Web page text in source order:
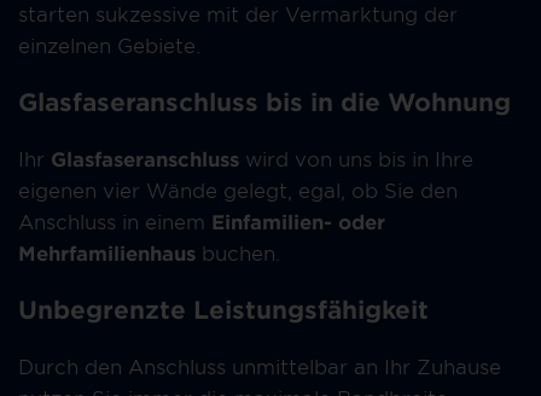
starten sukzessive mit der Vermarktung der
einzelnen Gebiete.
Glasfaseranschluss bis in die Wohnung
Ihr Glasfaseranschluss wird von uns bis in Ihre
eigenen vier Wände gelegt, egal, ob Sie den
Anschluss in einem Einfamilien- oder
Mehrfamilienhaus buchen.
Unbegrenzte Leistungsfähigkeit
Durch den Anschluss unmittelbar an Ihr Zuhause